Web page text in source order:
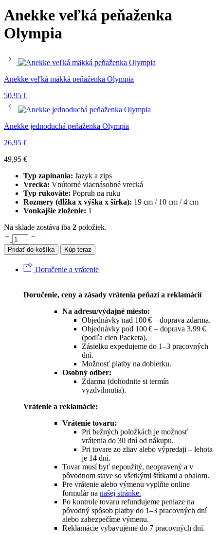
Anekke veľká peňaženka
Olympia
Anekke veľká mäkká peňaženka Olympia
50,95 €
Anekke jednoduchá peňaženka Olympia
26,95 €
49,95 €
Typ zapínania: Jazyk a zips
Vrecká: Vnútorné viacnásobné vrecká
Typ rukoväte: Popruh na ruku
Rozmery (dĺžka x výška x šírka): 19 cm / 10 cm / 4 cm
Vonkajšie zloženie: 1
Na sklade zostáva iba 2 položiek.
Pridať do košíka Kúp teraz
Doručenie a vrátenie
Doručenie, ceny a zásady vrátenia peňazí a reklamácií
Na adresu/výdajné miesto:
Objednávky nad 100 € – doprava zdarma.
Objednávky pod 100 € – doprava 3,99 €
(podľa cien Packeta).
Zásielku expedujeme do 1–3 pracovných
dní.
Možnosť platby na dobierku.
Osobný odber:
Zdarma (dohodnite si termín
vyzdvihnutia).
Vrátenie a reklamácie:
Vrátenie tovaru:
Pri bežných položkách je možnosť
vrátenia do 30 dní od nákupu.
Pri tovare zo zliav alebo výpredaji – lehota
je 14 dní.
Tovar musí byť nepoužitý, neopravený a v
pôvodnom stave so všetkými štítkami a obalom.
Pre vrátenie alebo výmenu vyplňte online
formulár na našej stránke.
Po kontrole tovaru refundujeme peniaze na
pôvodný spôsob platby do 1–3 pracovných dní
alebo zabezpečíme výmenu.
Reklamácie vybavujeme do 7 pracovných dní.